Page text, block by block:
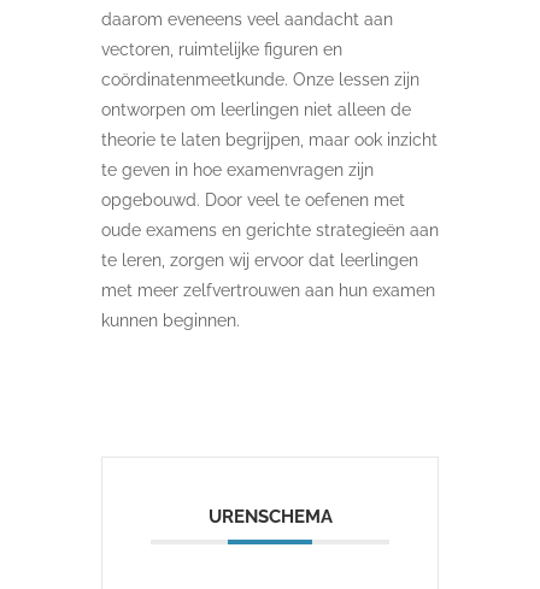
daarom eveneens veel aandacht aan
vectoren, ruimtelijke figuren en
coördinatenmeetkunde. Onze lessen zijn
ontworpen om leerlingen niet alleen de
theorie te laten begrijpen, maar ook inzicht
te geven in hoe examenvragen zijn
opgebouwd. Door veel te oefenen met
oude examens en gerichte strategieën aan
te leren, zorgen wij ervoor dat leerlingen
met meer zelfvertrouwen aan hun examen
kunnen beginnen.
URENSCHEMA